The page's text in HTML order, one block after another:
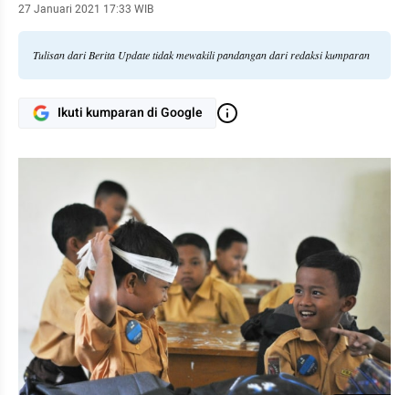
27 Januari 2021 17:33 WIB
Tulisan dari Berita Update tidak mewakili pandangan dari redaksi kumparan
Ikuti kumparan di Google